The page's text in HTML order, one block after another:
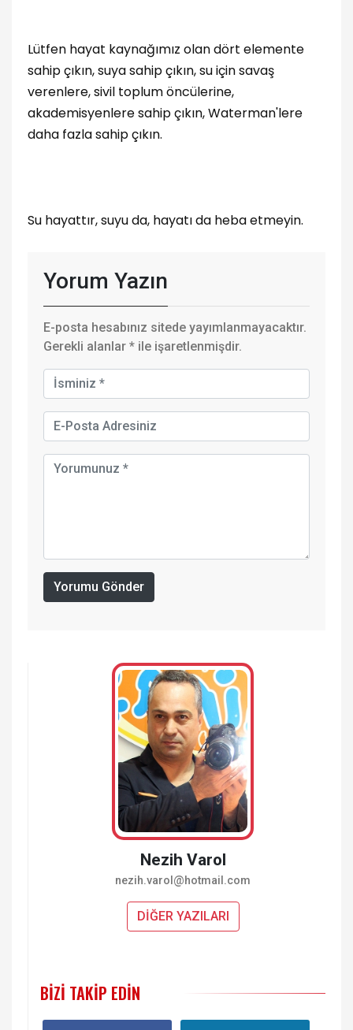
Lütfen hayat kaynağımız olan dört elemente
sahip çıkın, suya sahip çıkın, su için savaş
verenlere, sivil toplum öncülerine,
akademisyenlere sahip çıkın, Waterman'lere
daha fazla sahip çıkın.
Su hayattır, suyu da, hayatı da heba etmeyin.
Yorum Yazın
E-posta hesabınız sitede yayımlanmayacaktır.
Gerekli alanlar * ile işaretlenmişdir.
Yorumu Gönder
Nezih Varol
nezih.varol@hotmail.com
DİĞER YAZILARI
BIZI TAKIP EDIN